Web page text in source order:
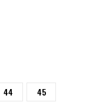
44
45